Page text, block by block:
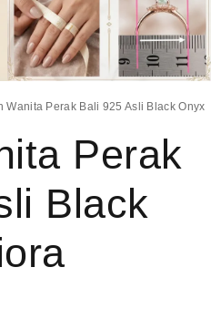
Wanita Perak Bali 925 Asli Black Onyx
Perak
Black